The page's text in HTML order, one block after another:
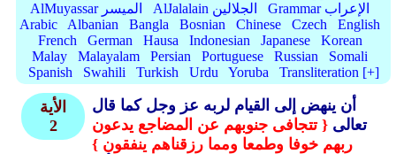
AlMuyassar الميسر
AlJalalain الجلالين
Grammar الإعراب
Arabic
Albanian Bangla Bosnian Chinese Czech
English
French
German Hausa Indonesian Japanese
Korean
Malay
Malayalam Persian Portuguese Russian
Somali
Spanish
Swahili Turkish Urdu Yoruba Transliteration [+]
الأية
2
أن ينهض إلى القيام لربه عز وجل كما قال
تعالى { تتجافى جنوبهم عن المضاجع يدعون
ربهم خوفا وطمعا ومما رزقناهم ينفقون }